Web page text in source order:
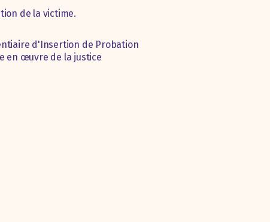
de la victime.
d'Insertion de Probation
en œuvre de la justice